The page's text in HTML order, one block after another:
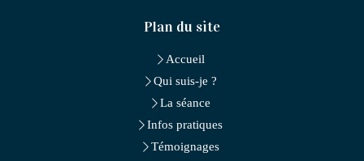
Plan du site
Accueil
Qui suis-je ?
La séance
Infos pratiques
Témoignages